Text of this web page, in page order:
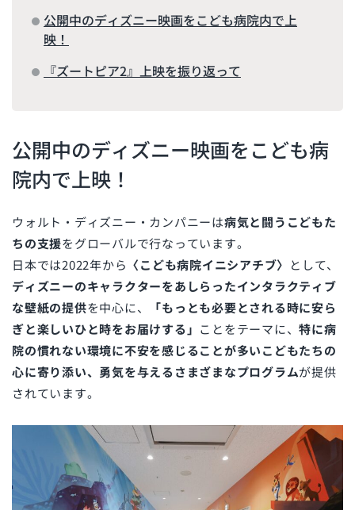
公開中のディズニー映画をこども病院内で上
映！
『ズートピア2』上映を振り返って
公開中のディズニー映画をこども病
院内で上映！
ウォルト・ディズニー・カンパニーは病気と闘うこどもた
ちの支援をグローバルで行なっています。
日本では2022年から 〈こども病院イニシアチブ〉 として、
ディズニーのキャラクターをあしらったインタラクティブ
な壁紙の提供を中心に、
「もっとも必要とされる時に安ら
ぎと楽しいひと時をお届けする」 ことをテーマに、特に病
院の慣れない環境に不安を感じることが多いこどもたちの
心に寄り添い、勇気を与えるさまざまなプログラムが提供
されています。